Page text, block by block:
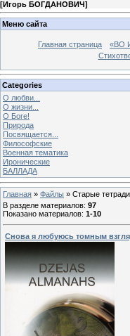
[Игорь БОГДАНОВИЧ]
Меню сайта
Главная страница «ВО
Categories
О любви...
О жизни...
О Боге!
Природа
Посвящается...
Философские
Военная тематика
Иронические
БАЛЛАДА
Главная » Файлы » Старые тетради
В разделе материалов: 97
Показано материалов: 1-10
Снова я любуюсь томным